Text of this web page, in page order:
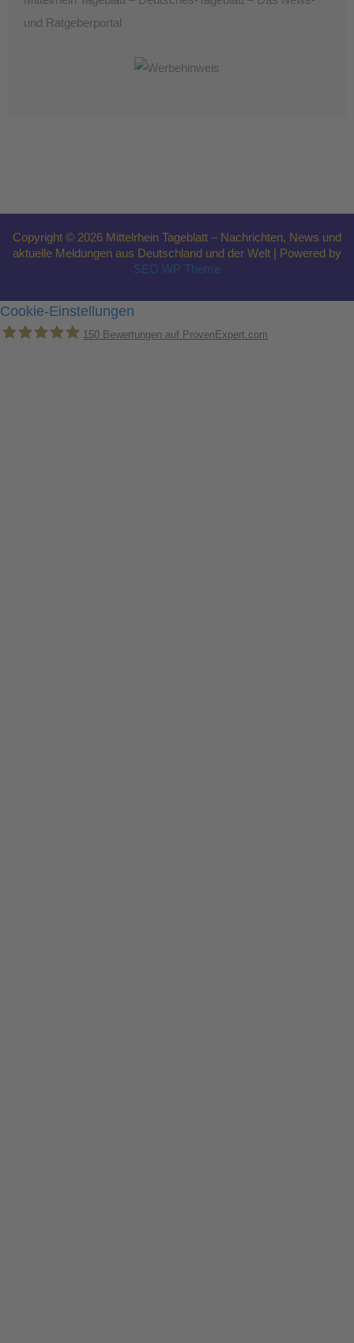
und Ratgeberportal
Copyright © 2026 Mittelrhein Tageblatt – Nachrichten, News und
aktuelle Meldungen aus Deutschland und der Welt | Powered by
SEO WP Theme
Cookie-Einstellungen
150 Bewertungen auf ProvenExpert.com